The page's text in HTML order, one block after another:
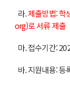
라.제출방법: 학
org)로 서류 제출
마. 접수기간:
바. 지원내용: 등